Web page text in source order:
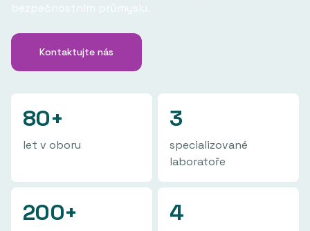
bezpečnostním průmyslu.
Kontaktujte nás
80+
let v oboru
3
specializované
laboratoře
200+ 4